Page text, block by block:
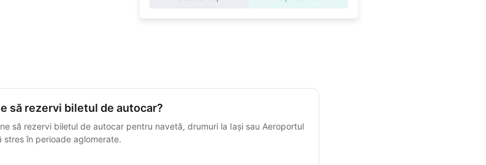
să rezervi biletul de autocar?
să rezervi biletul de autocar pentru navetă, drumuri la Iași sau Aeroportul
stres în perioade aglomerate.